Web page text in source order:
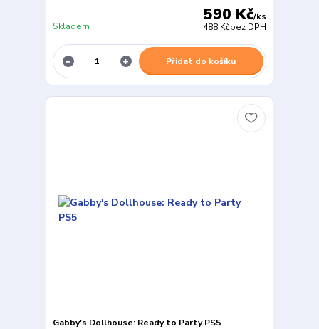
590 Kč/ks
488 Kčbez DPH
Skladem
Přidat do košíku
Gabby's Dollhouse: Ready to Party PS5